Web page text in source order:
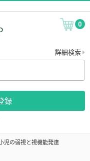
0
詳細検索
録
児の弱視と視機能発達